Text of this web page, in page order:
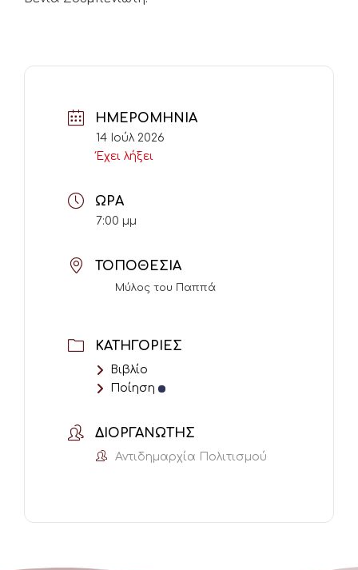
ΗΜΕΡΟΜΗΝΊΑ
14 Ιούλ 2026
Έχει λήξει
ΏΡΑ
7:00 μμ
ΤΟΠΟΘΕΣΊΑ
Μύλος του Παππά
ΚΑΤΗΓΟΡΊΕΣ
Βιβλίο
Ποίηση
ΔΙΟΡΓΑΝΩΤΉΣ
Αντιδημαρχία Πολιτισμού